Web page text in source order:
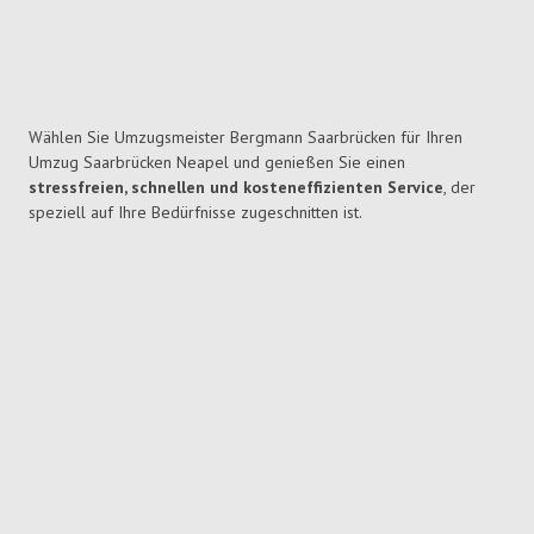
Wählen Sie Umzugsmeister Bergmann Saarbrücken für Ihren
Umzug Saarbrücken Neapel und genießen Sie einen
stressfreien, schnellen und kosteneffizienten Service, der
speziell auf Ihre Bedürfnisse zugeschnitten ist.